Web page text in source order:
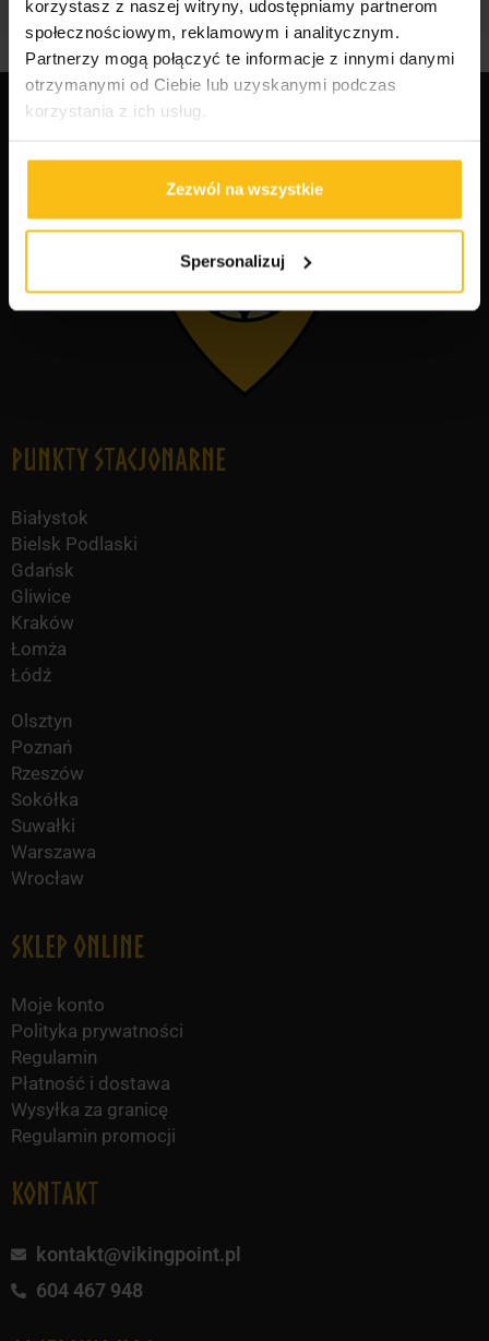
korzystasz z naszej witryny, udostępniamy partnerom
społecznościowym, reklamowym i analitycznym.
Partnerzy mogą połączyć te informacje z innymi danymi
otrzymanymi od Ciebie lub uzyskanymi podczas
korzystania z ich usług.
Zezwól na wszystkie
Spersonalizuj
Punkty Stacjonarne
Białystok
Bielsk Podlaski
Gdańsk
Gliwice
Kraków
Łomża
Łódź
Olsztyn
Poznań
Rzeszów
Sokółka
Suwałki
Warszawa
Wrocław
Sklep online
Moje konto
Polityka prywatności
Regulamin
Płatność i dostawa
Wysyłka za granicę
Regulamin promocji
KONTAKT
kontakt@vikingpoint.pl
604 467 948